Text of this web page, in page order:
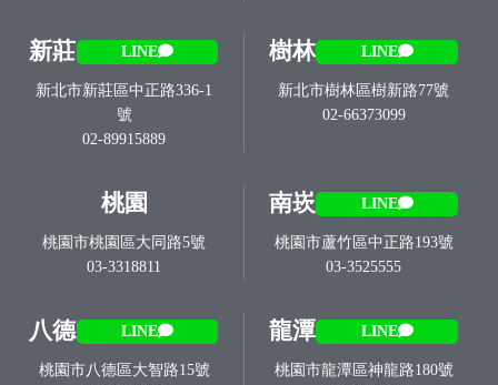
新莊 LINE
新北市新莊區中正路336-1
號
02-89915889
樹林 LINE
新北市樹林區樹新路77號
02-66373099
桃園
桃園市桃園區大同路5號
03-3318811
南崁 LINE
桃園市蘆竹區中正路193號
03-3525555
八德 LINE
桃園市八德區大智路15號
龍潭 LINE
桃園市龍潭區神龍路180號